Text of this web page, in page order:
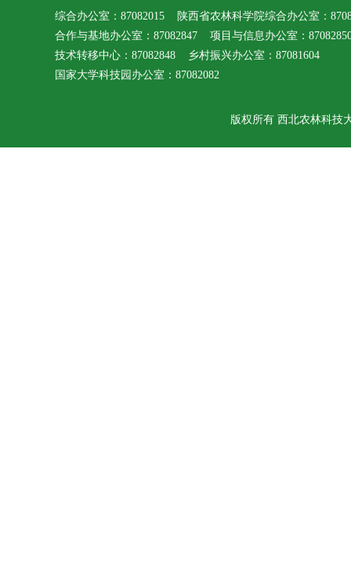
综合办公室：87082015 陕西省农林科学院综合办公室：
合作与基地办公室：87082847 项目与信息办公室：
技术转移中心：87082848 乡村振兴办公室：87081604
国家大学科技园办公室：87082082
版权所有 西北农林科技